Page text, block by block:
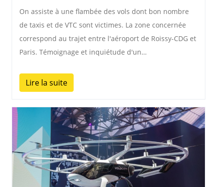
On assiste à une flambée des vols dont bon nombre
de taxis et de VTC sont victimes. La zone concernée
correspond au trajet entre l'aéroport de Roissy-CDG et
Paris. Témoignage et inquiétude d'un…
Lire la suite